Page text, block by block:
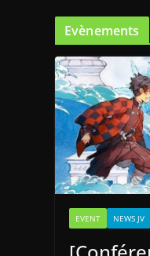
Evènements
EVENT NEWS JV